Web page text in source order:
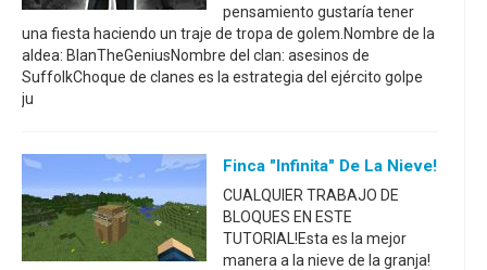
pensamiento gustaría tener
una fiesta haciendo un traje de tropa de golem.Nombre de la
aldea: BlanTheGeniusNombre del clan: asesinos de
SuffolkChoque de clanes es la estrategia del ejército golpe
ju
Finca "Infinita" De La Nieve!
CUALQUIER TRABAJO DE
BLOQUES EN ESTE
TUTORIAL!Esta es la mejor
manera a la nieve de la granja!